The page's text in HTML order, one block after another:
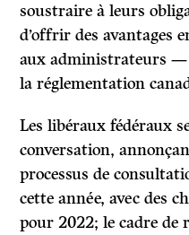
soustraire à leurs
d’offrir des avantages
aux administrateurs
la réglementation
Les libéraux fédéraux
conversation,
processus de
cette année, avec des
pour 2022; le cadre de